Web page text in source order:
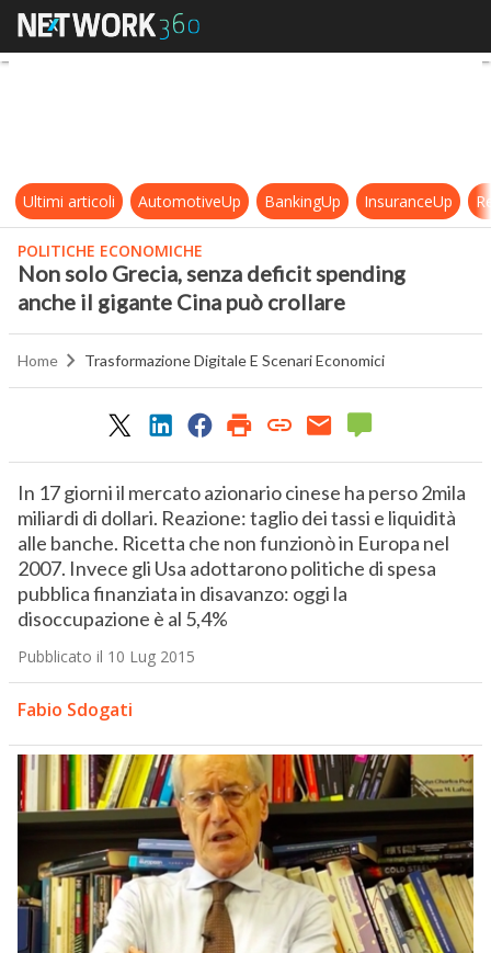
Non solo Grecia, senza deficit
Ultimi articoli AutomotiveUp BankingUp InsuranceUp
POLITICHE ECONOMICHE
Non solo Grecia, senza deficit spending
anche il gigante Cina può crollare
Home Trasformazione Digitale E Scenari Economici
In 17 giorni il mercato azionario cinese ha perso 2mila
miliardi di dollari. Reazione: taglio dei tassi e liquidità
alle banche. Ricetta che non funzionò in Europa nel
2007. Invece gli Usa adottarono politiche di spesa
pubblica finanziata in disavanzo: oggi la
disoccupazione è al 5,4%
Pubblicato il 10 Lug 2015
Fabio Sdogati